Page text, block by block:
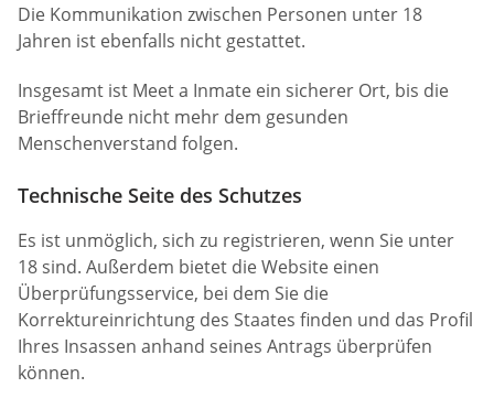
Die Kommunikation zwischen Personen unter 18
Jahren ist ebenfalls nicht gestattet.
Insgesamt ist Meet a Inmate ein sicherer Ort, bis die
Brieffreunde nicht mehr dem gesunden
Menschenverstand folgen.
Technische Seite des Schutzes
Es ist unmöglich, sich zu registrieren, wenn Sie unter
18 sind. Außerdem bietet die Website einen
Überprüfungsservice, bei dem Sie die
Korrektureinrichtung des Staates finden und das Profil
Ihres Insassen anhand seines Antrags überprüfen
können.